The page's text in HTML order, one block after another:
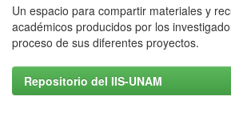
Un espacio para compartir materiales y
académicos producidos por los
proceso de sus diferentes proyectos.
Repositorio del IIS-UNAM